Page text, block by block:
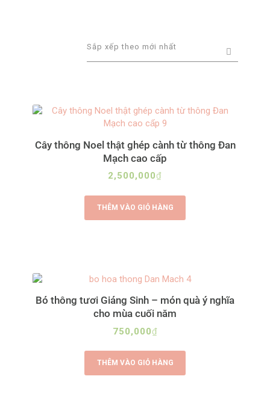
Cây thông Noel thật ghép cành từ thông Đan
Mạch cao cấp
2,500,000₫
THÊM VÀO GIỎ HÀNG
Bó thông tươi Giáng Sinh – món quà ý nghĩa
cho mùa cuối năm
750,000₫
THÊM VÀO GIỎ HÀNG